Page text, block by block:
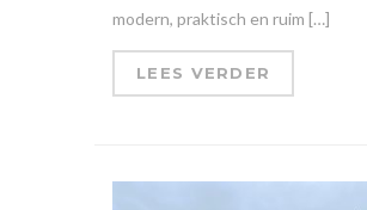
modern, praktisch en ruim […]
LEES VERDER